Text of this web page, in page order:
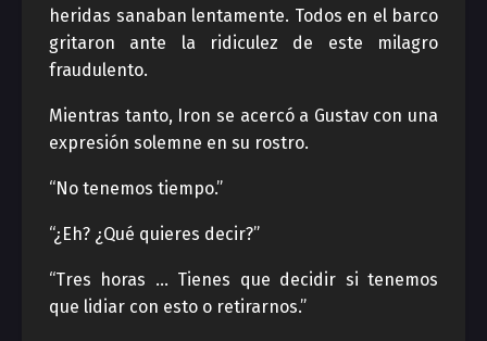
heridas sanaban lentamente. Todos en el barco
gritaron ante la ridiculez de este milagro
fraudulento.
Mientras tanto, Iron se acercó a Gustav con una
expresión solemne en su rostro.
“No tenemos tiempo.”
“¿Eh? ¿Qué quieres decir?”
“Tres horas … Tienes que decidir si tenemos
que lidiar con esto o retirarnos.”